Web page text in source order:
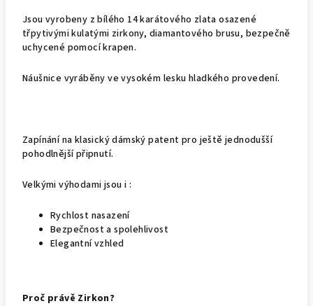
Jsou vyrobeny z bílého 14 karátového zlata osazené
třpytivými kulatými zirkony, diamantového brusu, bezpečně
uchycené pomocí krapen.
Náušnice vyráběny ve vysokém lesku hladkého provedení.
Zapínání na klasický dámský patent pro ještě jednodušší
pohodlnější připnutí.
Velkými výhodami jsou i :
Rychlost nasazení
Bezpečnost a spolehlivost
Elegantní vzhled
Proč právě Zirkon?